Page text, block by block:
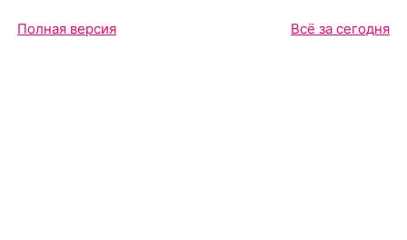
Полная версия Всё за сегодня